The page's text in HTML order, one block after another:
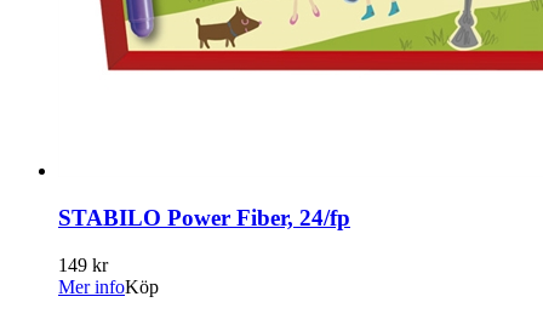
STABILO Power Fiber, 24/fp
149 kr
Mer infoKöp